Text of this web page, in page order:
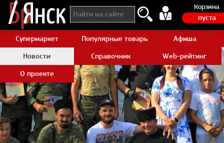
Корзина
пуста
Супермаркет Популярные товары AliexpressАфиша
Новости
Справочник
Web-рейтинг
О проекте